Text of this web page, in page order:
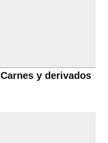
Carnes y derivados